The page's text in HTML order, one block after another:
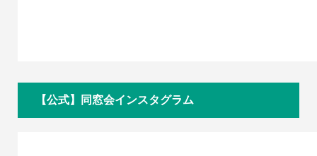
【公式】同窓会インスタグラム